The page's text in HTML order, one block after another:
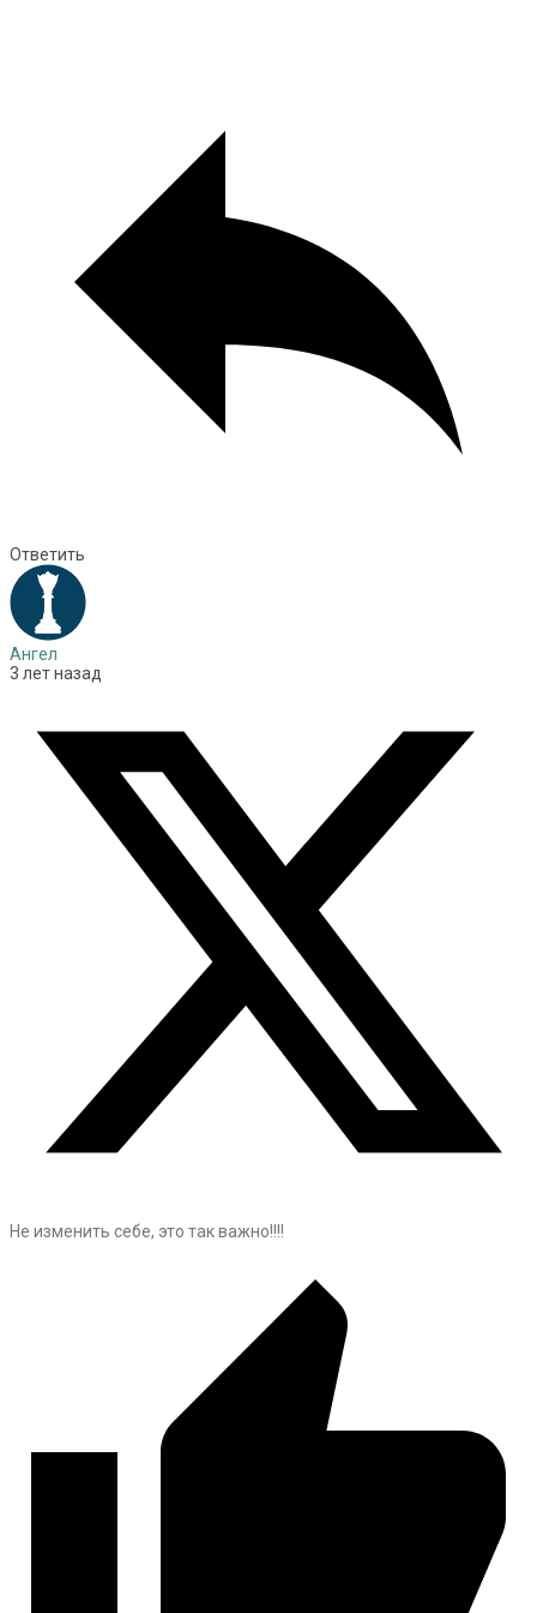
Ответить
Ангел
3 лет назад
Не изменить себе, это так важно!!!!